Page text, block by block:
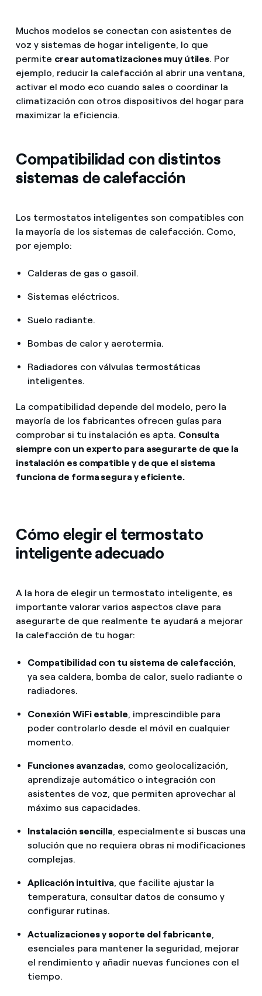
Muchos modelos se conectan con asistentes de
voz y sistemas de hogar inteligente, lo que
permite crear automatizaciones muy útiles. Por
ejemplo, reducir la calefacción al abrir una ventana,
activar el modo eco cuando sales o coordinar la
climatización con otros dispositivos del hogar para
maximizar la eficiencia.
Compatibilidad con distintos
sistemas de calefacción
Los termostatos inteligentes son compatibles con
la mayoría de los sistemas de calefacción. Como,
por ejemplo:
Calderas de gas o gasoil.
Sistemas eléctricos.
Suelo radiante.
Bombas de calor y aerotermia.
Radiadores con válvulas termostáticas
inteligentes.
La compatibilidad depende del modelo, pero la
mayoría de los fabricantes ofrecen guías para
comprobar si tu instalación es apta. Consulta
siempre con un experto para asegurarte de que la
instalación es compatible y de que el sistema
funciona de forma segura y eficiente.
Cómo elegir el termostato
inteligente adecuado
A la hora de elegir un termostato inteligente, es
importante valorar varios aspectos clave para
asegurarte de que realmente te ayudará a mejorar
la calefacción de tu hogar:
Compatibilidad con tu sistema de calefacción,
ya sea caldera, bomba de calor, suelo radiante o
radiadores.
Conexión WiFi estable, imprescindible para
poder controlarlo desde el móvil en cualquier
momento.
Funciones avanzadas, como geolocalización,
aprendizaje automático o integración con
asistentes de voz, que permiten aprovechar al
máximo sus capacidades.
Instalación sencilla, especialmente si buscas una
solución que no requiera obras ni modificaciones
complejas.
Aplicación intuitiva, que facilite ajustar la
temperatura, consultar datos de consumo y
configurar rutinas.
Actualizaciones y soporte del fabricante,
esenciales para mantener la seguridad, mejorar
el rendimiento y añadir nuevas funciones con el
tiempo.